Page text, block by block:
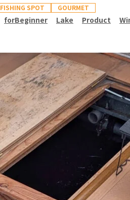
FISHING SPOT GOURMET
forBeginner Lake Product